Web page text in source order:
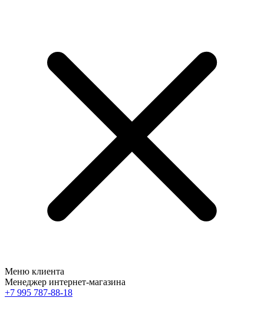
Меню клиента
Менеджер интернет-магазина
+7 995 787-88-18